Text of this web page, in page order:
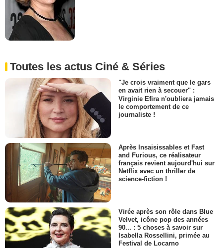
Toutes les actus Ciné & Séries
"Je crois vraiment que le gars
en avait rien à secouer" :
Virginie Efira n'oubliera jamais
le comportement de ce
journaliste !
Après Insaisissables et Fast
and Furious, ce réalisateur
français revient aujourd'hui sur
Netflix avec un thriller de
science-fiction !
Virée après son rôle dans Blue
Velvet, icône pop des années
90... : 5 choses à savoir sur
Isabella Rossellini, primée au
Festival de Locarno